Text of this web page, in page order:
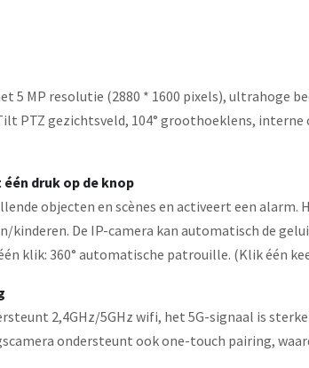
5 MP resolutie (2880 * 1600 pixels), ultrahoge
PTZ gezichtsveld, 104° groothoeklens,
druk op de knop
objecten en scènes en activeert een
De IP-camera kan automatisch de
klik: 360° automatische patrouille. (Klik één
2,4GHz/5GHz wifi, het 5G-signaal is
ondersteunt ook one-touch pairing,